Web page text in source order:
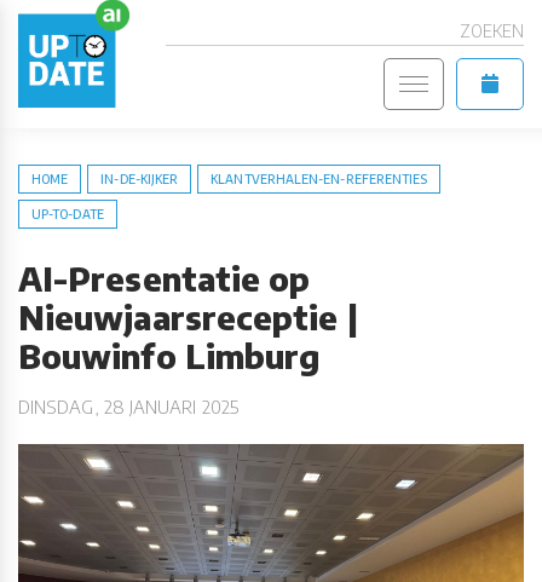
ZOEKEN
HOME IN-DE-KIJKER KLANTVERHALEN-EN-REFERENTIES
UP-TO-DATE
AI-Presentatie op
Nieuwjaarsreceptie |
Bouwinfo Limburg
DINSDAG, 28 JANUARI 2025